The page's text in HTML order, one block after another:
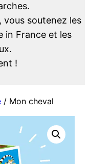
soutenez les
in France et les
!
/ Mon cheval